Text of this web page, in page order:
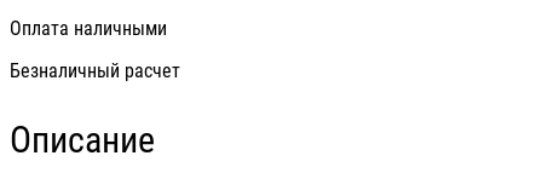
Оплата наличными
Безналичный расчет
Описание